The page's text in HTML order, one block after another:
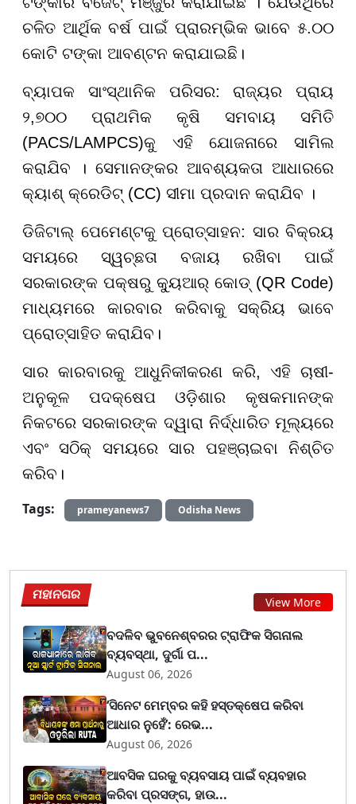
ଚଳିତ ଆର୍ଥିକ ବର୍ଷ ପାଇଁ ପ୍ରାରମ୍ଭିକ ଭାବେ ୫.୦୦
କୋଟି ଟଙ୍କା ଆବଣ୍ଟନ କରାଯାଇଛି।
ବ୍ୟାପକ ସାଂସ୍ଥାନିକ ପରିସର: ରାଜ୍ୟର ପ୍ରାୟ
୨,୭୦୦ ପ୍ରାଥମିକ କୃଷି ସମବାୟ ସମିତି
(PACS/LAMPCS)କୁ ଏହି ଯୋଜନାରେ ସାମିଲ
କରାଯିବ । ସେମାନଙ୍କର ଆବଶ୍ୟକତା ଆଧାରରେ
କ୍ୟାଶ୍ କ୍ରେଡିଟ୍ (CC) ସୀମା ପ୍ରଦାନ କରାଯିବ ।
ଡିଜିଟାଲ୍ ପେମେଣ୍ଟକୁ ପ୍ରୋତ୍ସାହନ: ସାର ବିକ୍ରୟ
ସମୟରେ ସ୍ୱଚ୍ଛତା ବଜାୟ ରଖିବା ପାଇଁ
ସରକାରଙ୍କ ପକ୍ଷରୁ କ୍ୟୁଆର୍ କୋଡ୍ (QR Code)
ମାଧ୍ୟମରେ କାରବାର କରିବାକୁ ସକ୍ରିୟ ଭାବେ
ପ୍ରୋତ୍ସାହିତ କରାଯିବ।
ସାର କାରବାରକୁ ଆଧୁନିକୀକରଣ କରି, ଏହି ଚାଷୀ-
ଅନୁକୂଳ ପଦକ୍ଷେପ ଓଡ଼ିଶାର କୃଷକମାନଙ୍କ
ନିକଟରେ ସରକାରଙ୍କ ଦ୍ୱାରା ନିର୍ଦ୍ଧାରିତ ମୂଲ୍ୟରେ
ଏବଂ ସଠିକ୍ ସମୟରେ ସାର ପହଞ୍ଚାଇବା ନିଶ୍ଚିତ
କରିବ।
Tags:
prameyanews7 Odisha News
ମହାନଗର View More
ବଦଳିବ ଭୁବନେଶ୍ବରର ଟ୍ରାଫିକ ସିଗନାଲ
ବ୍ୟବସ୍ଥା, ଦୁର୍ଗା ପ...
August 06, 2026
‘ସିନେଟ ମେମ୍ବର କହି ହସ୍ତକ୍ଷେପ କରିବା
ଆଧାର ନୁହେଁ’: ରେଭ...
August 06, 2026
ଆବସିକ ଘରକୁ ବ୍ୟବସାୟ ପାଇଁ ବ୍ୟବହାର
କରିବା ପ୍ରସଙ୍ଗ, ହାଉ...